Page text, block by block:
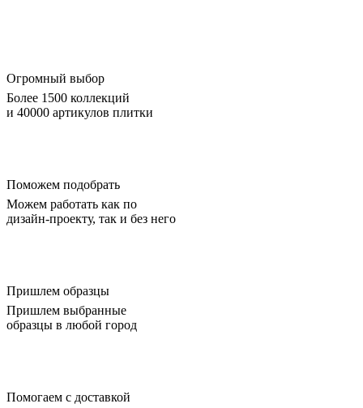
Огромный выбор
Более 1500 коллекций
и 40000 артикулов плитки
Поможем подобрать
Можем работать как по
дизайн-проекту, так и без него
Пришлем образцы
Пришлем выбранные
образцы в любой город
Помогаем с доставкой